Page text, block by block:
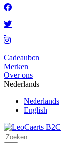
Cadeaubon
Merken
Over ons
Nederlands
Nederlands
English